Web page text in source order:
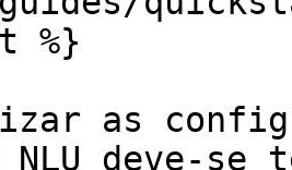
%}
as
deve-se